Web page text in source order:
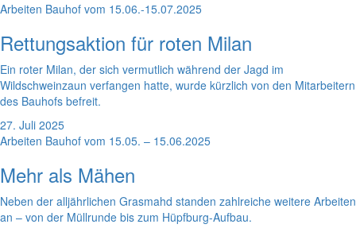
Arbeiten Bauhof vom 15.06.-15.07.2025
Rettungsaktion für roten Milan
Ein roter Milan, der sich vermutlich während der Jagd im
Wildschweinzaun verfangen hatte, wurde kürzlich von den Mitarbeitern
des Bauhofs befreit.
27. Juli 2025
Arbeiten Bauhof vom 15.05. – 15.06.2025
Mehr als Mähen
Neben der alljährlichen Grasmahd standen zahlreiche weitere Arbeiten
an – von der Müllrunde bis zum Hüpfburg-Aufbau.